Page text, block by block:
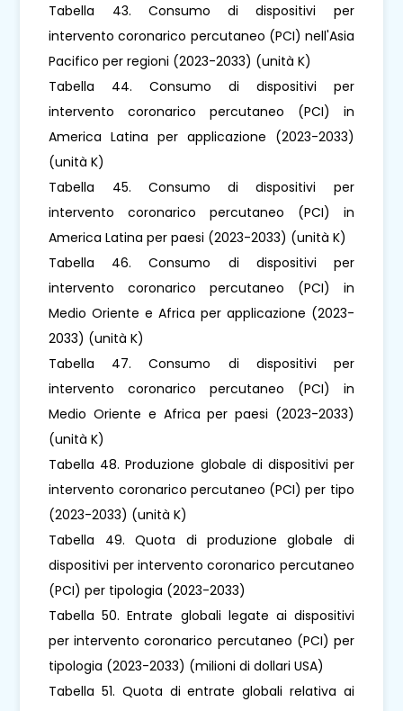
Tabella 43. Consumo di dispositivi per
intervento coronarico percutaneo (PCI) nell'Asia
Pacifico per regioni (2023-2033) (unità K)
Tabella 44. Consumo di dispositivi per
intervento coronarico percutaneo (PCI) in
America Latina per applicazione (2023-2033)
(unità K)
Tabella 45. Consumo di dispositivi per
intervento coronarico percutaneo (PCI) in
America Latina per paesi (2023-2033) (unità K)
Tabella 46. Consumo di dispositivi per
intervento coronarico percutaneo (PCI) in
Medio Oriente e Africa per applicazione (2023-
2033) (unità K)
Tabella 47. Consumo di dispositivi per
intervento coronarico percutaneo (PCI) in
Medio Oriente e Africa per paesi (2023-2033)
(unità K)
Tabella 48. Produzione globale di dispositivi per
intervento coronarico percutaneo (PCI) per tipo
(2023-2033) (unità K)
Tabella 49. Quota di produzione globale di
dispositivi per intervento coronarico percutaneo
(PCI) per tipologia (2023-2033)
Tabella 50. Entrate globali legate ai dispositivi
per intervento coronarico percutaneo (PCI) per
tipologia (2023-2033) (milioni di dollari USA)
Tabella 51. Quota di entrate globali relativa ai